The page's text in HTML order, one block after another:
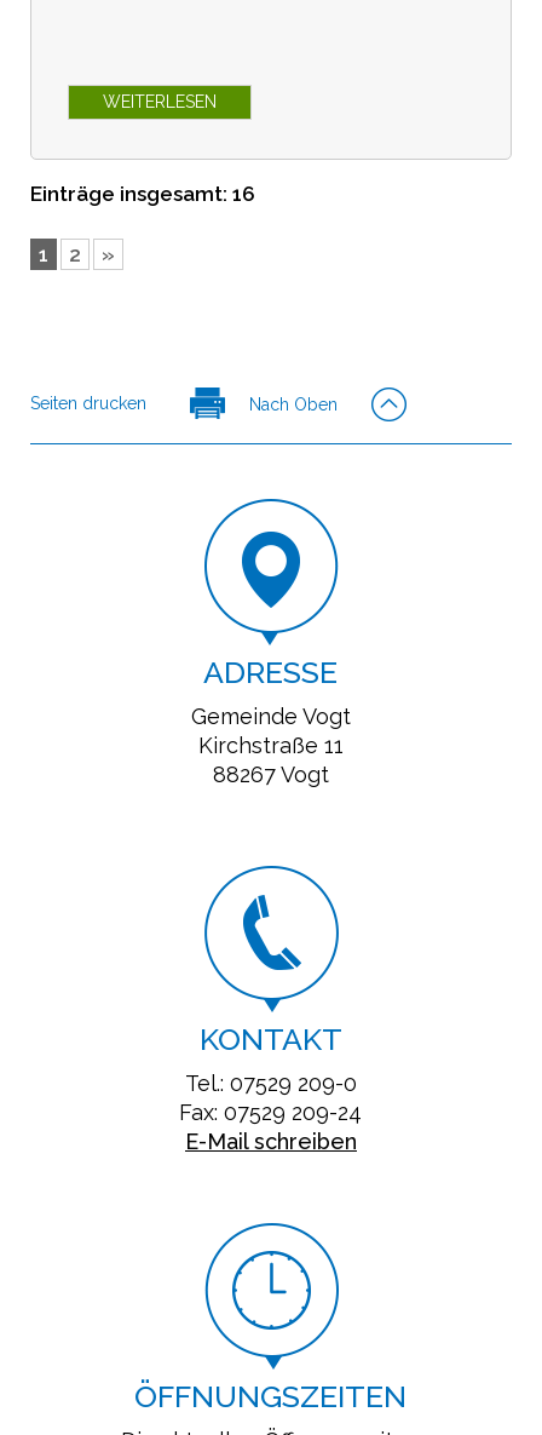
WEITERLESEN
Einträge insgesamt: 16
1 2 »
Seiten drucken Nach Oben
ADRESSE
Gemeinde Vogt
Kirchstraße 11
88267 Vogt
KONTAKT
Tel.: 07529 209-0
Fax: 07529 209-24
E-Mail schreiben
ÖFFNUNGSZEITEN